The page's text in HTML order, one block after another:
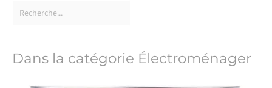
Dans la catégorie Électroménager